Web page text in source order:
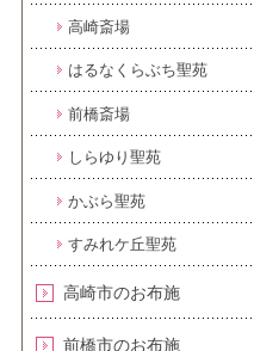
高崎斎場
はるなくらぶち聖苑
前橋斎場
しらゆり聖苑
かぶら聖苑
すみれケ丘聖苑
高崎市のお布施
前橋市のお布施